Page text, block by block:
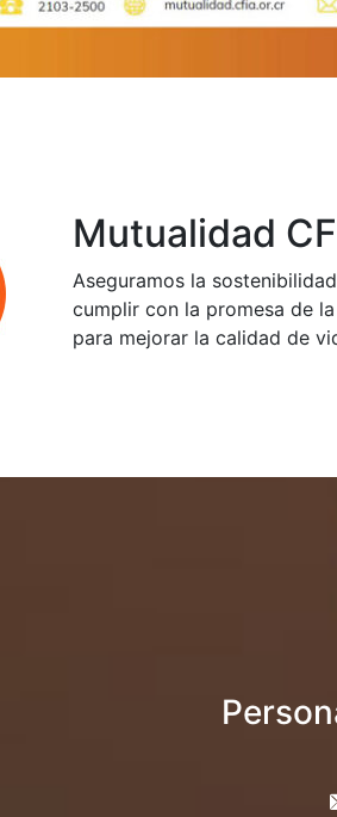
Mutualidad
Aseguramos la
cumplir con la promesa de
para mejorar la calidad de